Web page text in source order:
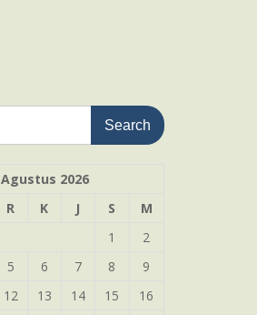
Agustus 2026
R K J S
M
1
2
5 6 7 8
9
12 13 14 15
16